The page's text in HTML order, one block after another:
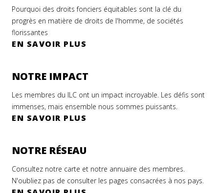
Pourquoi des droits fonciers équitables sont la clé du
progrès en matière de droits de l'homme, de sociétés
florissantes
EN SAVOIR PLUS
NOTRE IMPACT
Les membres du ILC ont un impact incroyable. Les défis sont
immenses, mais ensemble nous sommes puissants.
EN SAVOIR PLUS
NOTRE RÉSEAU
Consultez notre carte et notre annuaire des membres.
N'oubliez pas de consulter les pages consacrées à nos pays.